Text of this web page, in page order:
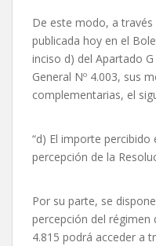
De este modo, a través
publicada hoy en el
inciso d) del Apartado
General Nº 4.003, sus
complementarias, el
“d) El importe
percepción de la
Por su parte, se
percepción del régimen
4.815 podrá acceder a